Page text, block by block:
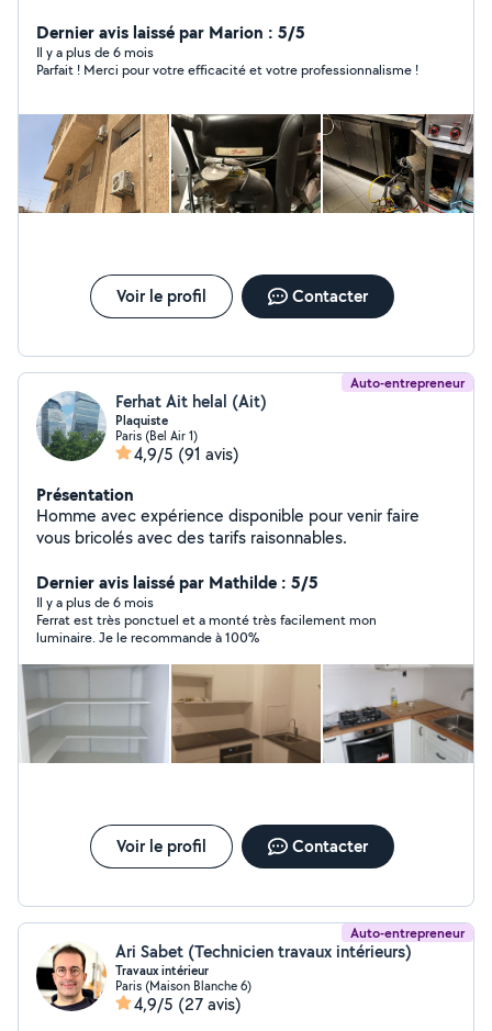
Dernier avis laissé par Marion : 5/5
Il y a plus de 6 mois
Parfait ! Merci pour votre efficacité et votre professionnalisme !
Voir le profil Contacter
Auto-entrepreneur
Ferhat Ait helal (Ait)
Plaquiste
Paris (Bel Air 1)
4,9/5 (91 avis)
Présentation
Homme avec expérience disponible pour venir faire
vous bricolés avec des tarifs raisonnables.
Dernier avis laissé par Mathilde : 5/5
Il y a plus de 6 mois
Ferrat est très ponctuel et a monté très facilement mon
luminaire. Je le recommande à 100%
Voir le profil Contacter
Auto-entrepreneur
Ari Sabet (Technicien travaux intérieurs)
Travaux intérieur
Paris (Maison Blanche 6)
4,9/5 (27 avis)